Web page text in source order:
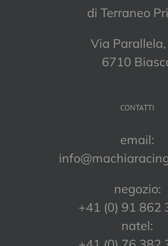
di Terraneo
Via
6710
CONTATTI
email:
negozio:
+41 (0) 91 862
natel: